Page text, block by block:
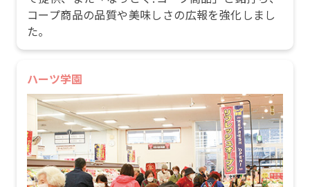
コープ商品の品質や美味しさの広報を強化しまし
た。
ハーツ学園